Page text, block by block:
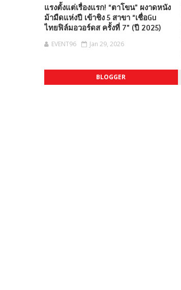
แรงตั้งแต่เรื่องแรก! “ตาโขน” ผงาดหนัง
ม้ามืดแห่งปี เข้าชิง 5 สาขา “เชื่อGu
ไทยฟิล์มอวอร์ดส ครั้งที่ 7” (ปี 2025)
EVENT96 Jan 29, 2026
BLOGGER